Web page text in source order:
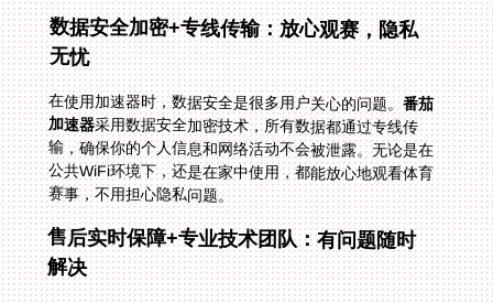
数据安全加密+专线传输：放心观赛，隐私
无忧
在使用加速器时，数据安全是很多用户关心的问题。番茄
加速器采用数据安全加密技术，所有数据都通过专线传
输，确保你的个人信息和网络活动不会被泄露。无论是在
公共WiFi环境下，还是在家中使用，都能放心地观看体育
赛事，不用担心隐私问题。
售后实时保障+专业技术团队：有问题随时
解决